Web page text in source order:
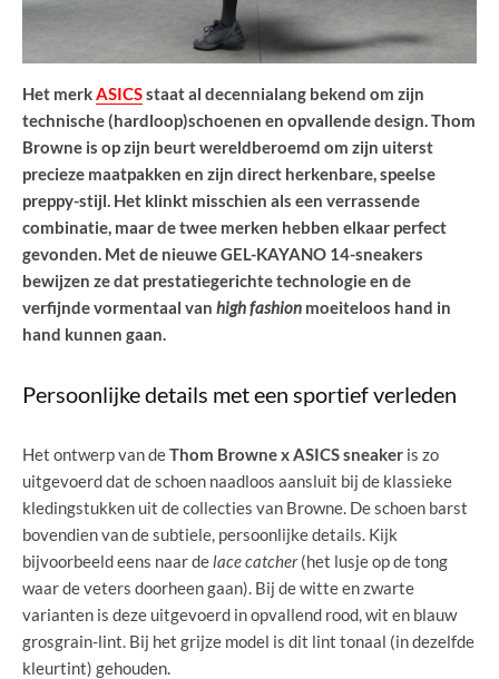
Het merk ASICSstaat al decennialang bekend om zijn
technische (hardloop)schoenen en opvallende design. Thom
Browne is op zijn beurt wereldberoemd om zijn uiterst
precieze maatpakken en zijn direct herkenbare, speelse
preppy-stijl. Het klinkt misschien als een verrassende
combinatie, maar de twee merken hebben elkaar perfect
gevonden. Met de nieuwe GEL-KAYANO 14-sneakers
bewijzen ze dat prestatiegerichte technologie en de
verfijnde vormentaal van high fashion moeiteloos hand in
hand kunnen gaan.
Persoonlijke details met een sportief verleden
Het ontwerp van deThom Browne x ASICS sneaker is zo
uitgevoerd dat de schoen naadloos aansluit bij de klassieke
kledingstukken uit de collecties van Browne. De schoen barst
bovendien van de subtiele, persoonlijke details. Kijk
bijvoorbeeld eens naar de lace catcher(het lusje op de tong
waar de veters doorheen gaan). Bij de witte en zwarte
varianten is deze uitgevoerd in opvallend rood, wit en blauw
grosgrain-lint. Bij het grijze model is dit lint tonaal (in dezelfde
kleurtint) gehouden.